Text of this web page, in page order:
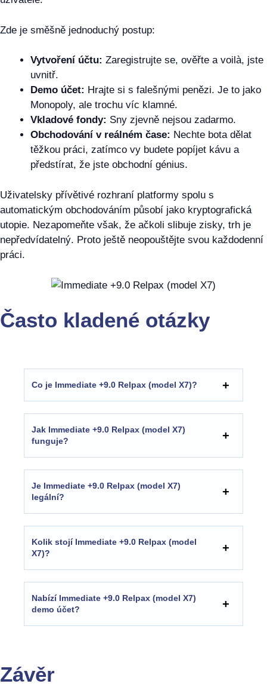
Zde je směšně jednoduchý postup:
Vytvoření účtu: Zaregistrujte se, ověřte a voilà, jste
uvnitř.
Demo účet: Hrajte si s falešnými penězi. Je to jako
Monopoly, ale trochu víc klamné.
Vkladové fondy: Sny zjevně nejsou zadarmo.
Obchodování v reálném čase: Nechte bota dělat
těžkou práci, zatímco vy budete popíjet kávu a
předstírat, že jste obchodní génius.
Uživatelsky přívětivé rozhraní platformy spolu s
automatickým obchodováním působí jako kryptografická
utopie. Nezapomeňte však, že ačkoli slibuje zisky, trh je
nepředvídatelný. Proto ještě neopouštějte svou každodenní
práci.
Často kladené otázky
Co je Immediate +9.0 Relpax (model X7)?
Jak Immediate +9.0 Relpax (model X7)
funguje?
Je Immediate +9.0 Relpax (model X7)
legální?
Kolik stojí Immediate +9.0 Relpax (model
X7)?
Nabízí Immediate +9.0 Relpax (model X7)
demo účet?
Závěr